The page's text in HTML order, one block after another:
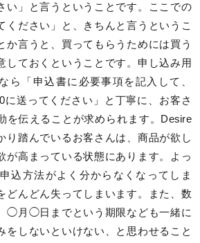
い」と言うということです。ここでの
ください」と、きちんと言うというこ
か言うと、買ってもらうためには買う
しておくということです。申し込み用
ら「申込書に必要事項を記入して、
に送ってください」と丁寧に、お客さ
を伝えることが求められます。Desire
り踏んでいるお客さんは、商品が欲し
が高まっている状態にあります。よっ
込方法がよく分からなくなってしま
どんどん失ってしまいます。また、数
◯月◯日までという期限なども一緒に
をしないといけない、と思わせること